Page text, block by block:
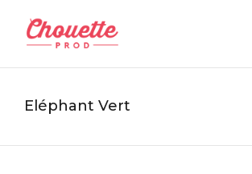
Eléphant Vert